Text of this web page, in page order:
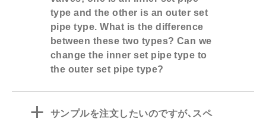
type and the other is an outer set
pipe type. What is the difference
between these two types? Can we
change the inner set pipe type to
the outer set pipe type?
a
サンプルを注文したいのですが､スペ